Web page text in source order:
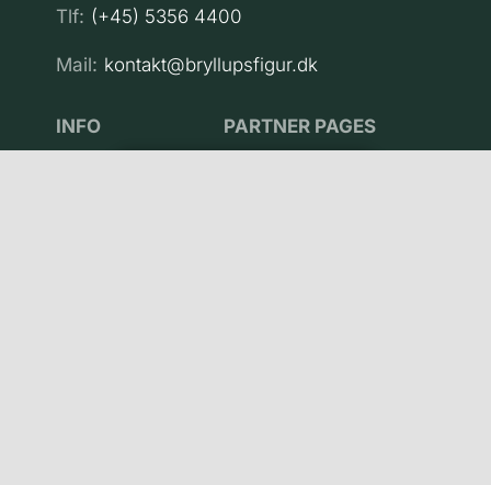
Tlf: (+45) 5356 4400
Mail: kontakt@bryllupsfigur.dk
INFO
PARTNER PAGES